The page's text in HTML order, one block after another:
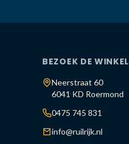
BEZOEK DE WINKEL
Neerstraat 60
6041 KD Roermond
0475 745 831
info@ruilrijk.nl